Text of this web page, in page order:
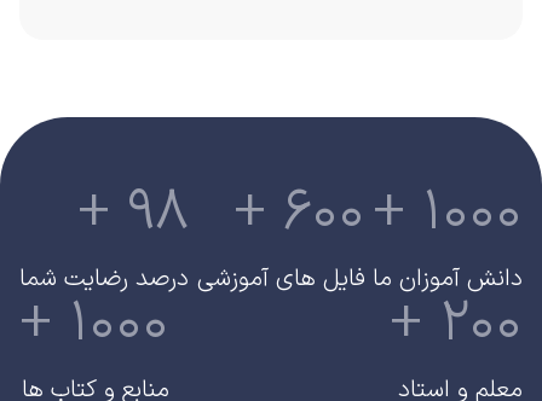
+ 1000
دانش آموزان ما
+ 600
فایل های آموزشی
+ 98
درصد رضایت شما
+ 200
معلم و استاد
+ 1000
منابع و کتاب ها